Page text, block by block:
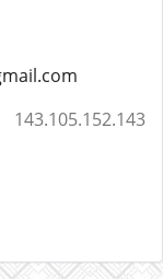
143.105.152.143